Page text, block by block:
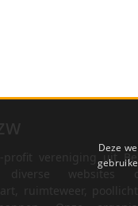
profit vereniging uit
websites
Deze